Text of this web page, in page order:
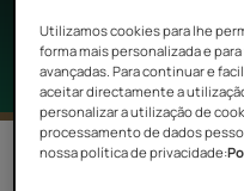
1 resultado
Utilizamos cookies para lhe
forma mais personalizada e
avançadas. Para continuar e
aceitar directamente a
personalizar a utilização de
processamento de dados
nossa política de privacidade: